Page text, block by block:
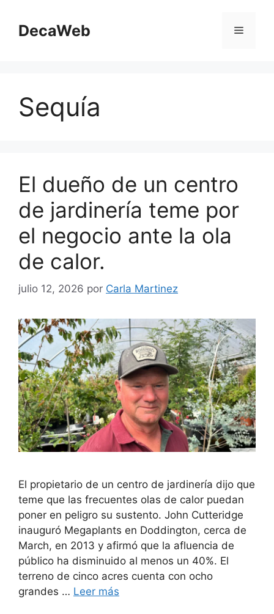
contenido
DecaWeb Menú
Sequía
El dueño de un centro
de jardinería teme por
el negocio ante la ola
de calor.
julio 12, 2026 por Carla Martinez
El propietario de un centro de jardinería dijo que
teme que las frecuentes olas de calor puedan
poner en peligro su sustento. John Cutteridge
inauguró Megaplants en Doddington, cerca de
March, en 2013 y afirmó que la afluencia de
público ha disminuido al menos un 40%. El
terreno de cinco acres cuenta con ocho
grandes … Leer más